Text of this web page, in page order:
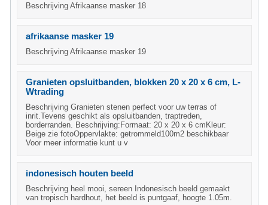
Beschrijving Afrikaanse masker 18
afrikaanse masker 19
Beschrijving Afrikaanse masker 19
Granieten opsluitbanden, blokken 20 x 20 x 6 cm, L-
Wtrading
Beschrijving Granieten stenen perfect voor uw terras of
inrit.Tevens geschikt als opsluitbanden, traptreden,
borderranden. Beschrijving:Formaat: 20 x 20 x 6 cmKleur:
Beige zie fotoOppervlakte: getrommeld100m2 beschikbaar
Voor meer informatie kunt u v
indonesisch houten beeld
Beschrijving heel mooi, sereen Indonesisch beeld gemaakt
van tropisch hardhout, het beeld is puntgaaf, hoogte 1.05m.